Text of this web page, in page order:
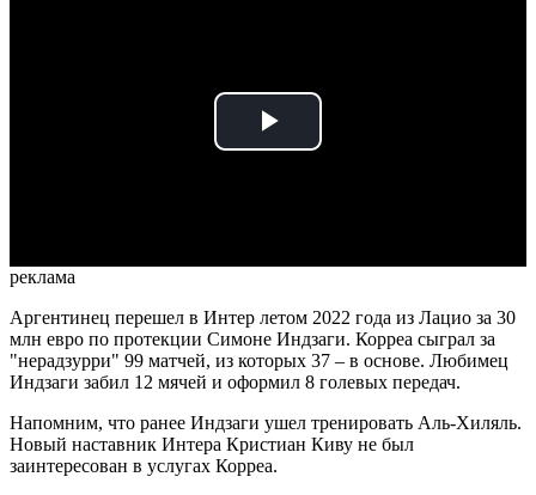
Play
реклама
Аргентинец перешел в Интер летом 2022 года из Лацио за 30
млн евро по протекции Симоне Индзаги. Корреа сыграл за
"нерадзурри" 99 матчей, из которых 37 – в основе. Любимец
Индзаги забил 12 мячей и оформил 8 голевых передач.
Напомним, что ранее Индзаги ушел тренировать Аль-Хиляль.
Новый наставник Интера Кристиан Киву не был
заинтересован в услугах Корреа.